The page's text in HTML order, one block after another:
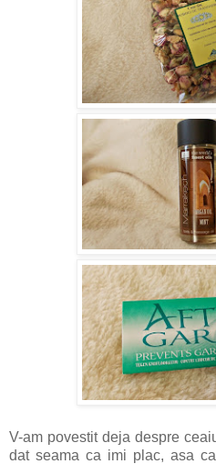
V-am povestit deja despre
dat seama ca imi plac, asa